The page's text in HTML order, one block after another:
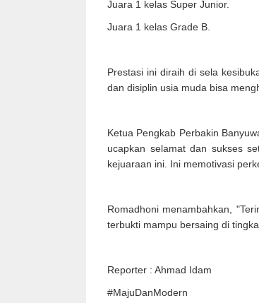
Juara 1 kelas Super Junior.
Juara 1 kelas Grade B.
Prestasi ini diraih di sela
dan disiplin usia muda bisa
Ketua Pengkab Perbakin
ucapkan selamat dan sukses
kejuaraan ini. Ini memotivasi
Romadhoni menambahkan,
terbukti mampu bersaing di
Reporter : Ahmad Idam
#MajuDanModern